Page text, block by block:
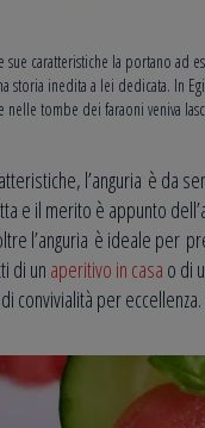
caratteristiche la portano ad
storia inedita a lei dedicata. In
tombe dei faraoni veniva
l’anguria è da
e il merito è appunto
l’anguria è ideale per
di un aperitivo in casa o di
convivialità per eccellenza.